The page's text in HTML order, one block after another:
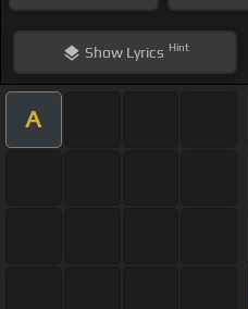
ShowLyrics Hint
A